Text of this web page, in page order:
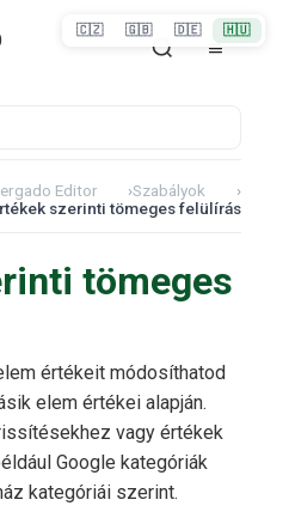
Editor ›Szabályok
›
szerinti tömeges felülírás
tömeges
értékeit módosíthatod
elem értékei alapján.
vagy értékek
Google kategóriák
kategóriái szerint.
🇨🇿 🇬🇧 🇩🇪 🇭🇺